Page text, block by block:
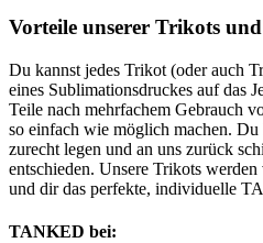
Vorteile unserer Trikots und
Du kannst jedes Trikot (oder auch
eines Sublimationsdruckes auf das
Teile nach mehrfachem Gebrauch
so einfach wie möglich machen.
zurecht legen und an uns zurück
entschieden. Unsere Trikots
und dir das perfekte, individuelle
TANKED bei: